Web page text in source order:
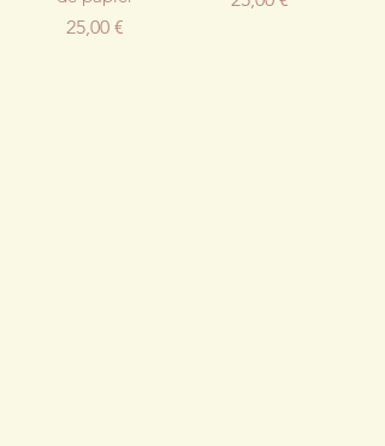
Prix
25,00 €